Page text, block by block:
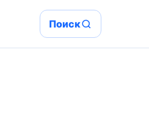
Поиск